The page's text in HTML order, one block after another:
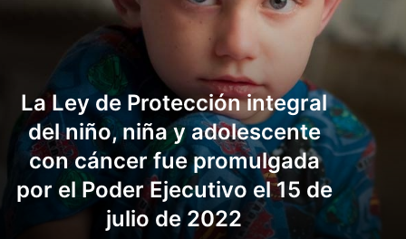
La Ley de Protección integral
del niño, niña y adolescente
con cáncer fue promulgada
por el Poder Ejecutivo el 15 de
julio de 2022